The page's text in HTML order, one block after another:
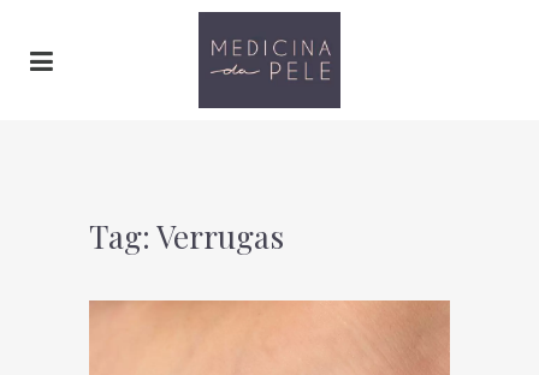
Tag: Verrugas